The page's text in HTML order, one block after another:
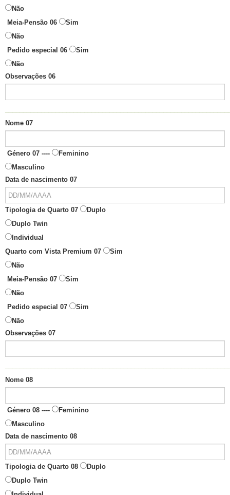
Não
Meia-Pensão 06
Sim
Não
Pedido especial 06
Sim
Não
Observações 06
Nome 07
Género 07 ----
Feminino
Masculino
Data de nascimento 07
Tipologia de Quarto 07
Duplo
Duplo Twin
Individual
Quarto com Vista Premium 07
Sim
Não
Meia-Pensão 07
Sim
Não
Pedido especial 07
Sim
Não
Observações 07
Nome 08
Género 08 ----
Feminino
Masculino
Data de nascimento 08
Tipologia de Quarto 08
Duplo
Duplo Twin